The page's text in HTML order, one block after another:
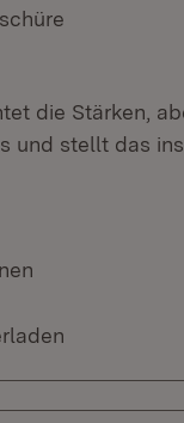
die Stärken,
und stellt das